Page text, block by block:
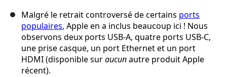
Malgré le retrait controversé de certains ports
populaires, Apple en a inclus beaucoup ici ! Nous
observons deux ports USB-A, quatre ports USB-C,
une prise casque, un port Ethernet et un port
HDMI (disponible suraucunautre produit Apple
récent).